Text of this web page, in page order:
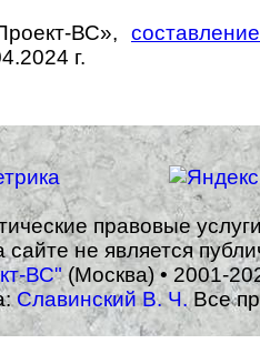
ВС»,
г.
правовые
сайте не является
ВС"(Москва) • 2001-
Славинский В. Ч.Все